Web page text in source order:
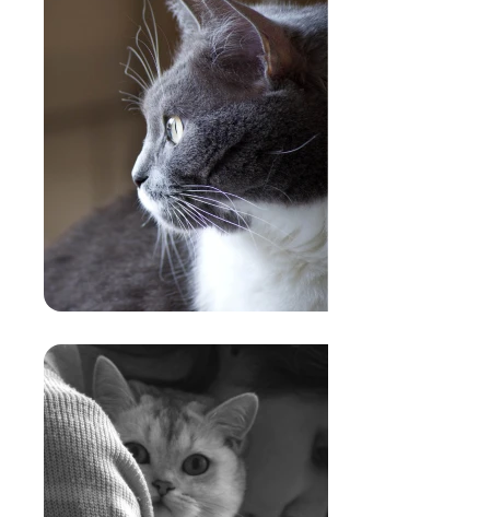
FORMA FISICA:
Migliorare la forma fisica e il
peso forma del tuo gatto